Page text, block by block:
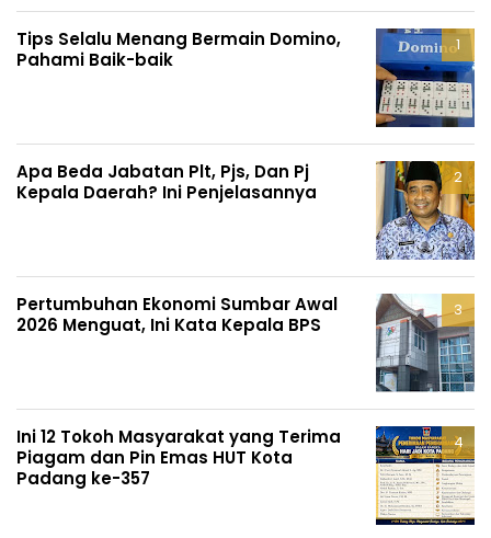
Tips Selalu Menang Bermain Domino,
Pahami Baik-baik
Apa Beda Jabatan Plt, Pjs, Dan Pj
Kepala Daerah? Ini Penjelasannya
Pertumbuhan Ekonomi Sumbar Awal
2026 Menguat, Ini Kata Kepala BPS
Ini 12 Tokoh Masyarakat yang Terima
Piagam dan Pin Emas HUT Kota
Padang ke-357